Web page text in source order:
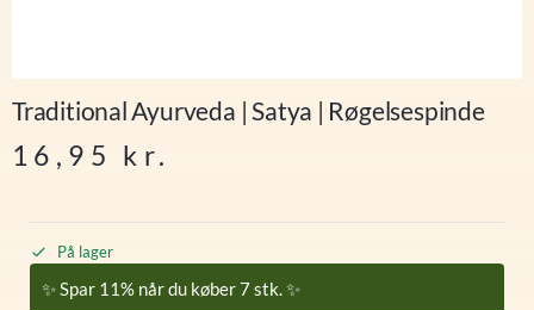
Traditional Ayurveda | Satya | Røgelsespinde
16,95 kr.
På lager
✨ Spar 11% når du køber 7 stk. ✨